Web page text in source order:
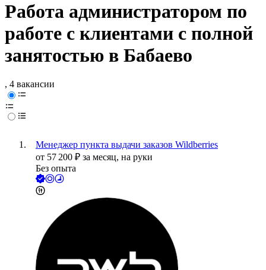
Работа администратором по
работе с клиентами с полной
занятостью в Бабаево
, 4 вакансии
Менеджер пункта выдачи заказов Wildberries
от 57 200 ₽ за месяц, на руки
Без опыта